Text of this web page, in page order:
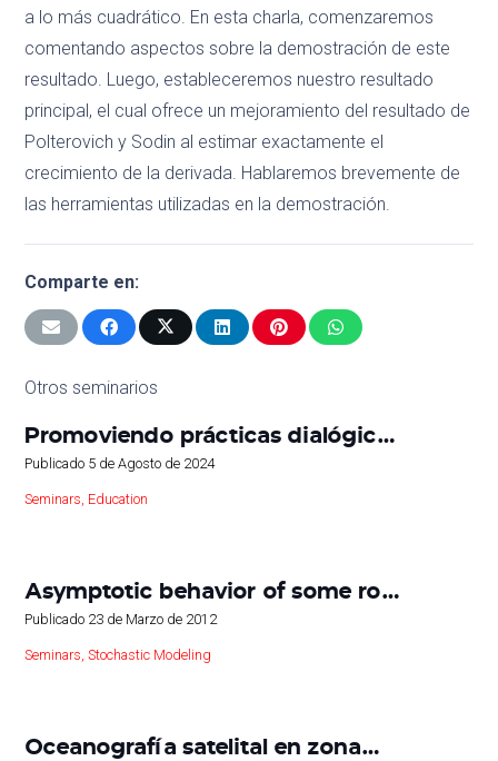
a lo más cuadrático. En esta charla, comenzaremos
comentando aspectos sobre la demostración de este
resultado. Luego, estableceremos nuestro resultado
principal, el cual ofrece un mejoramiento del resultado de
Polterovich y Sodin al estimar exactamente el
crecimiento de la derivada. Hablaremos brevemente de
las herramientas utilizadas en la demostración.
Comparte en:
Otros seminarios
Promoviendo prácticas dialógic…
Publicado 5 de Agosto de 2024
Seminars Education
Asymptotic behavior of some ro…
Publicado 23 de Marzo de 2012
Seminars ,Stochastic Modeling
Oceanografía satelital en zona…